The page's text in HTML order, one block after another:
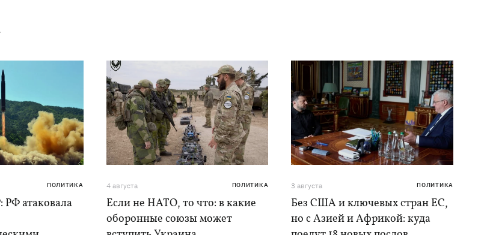
ПОЛИТИКА
атаковала
4 августа ПОЛИТИКА
Если не НАТО, то что: в какие
оборонные союзы может
3 августа ПОЛИТИКА
Без США и ключевых стран ЕС,
но с Азией и Африкой: куда